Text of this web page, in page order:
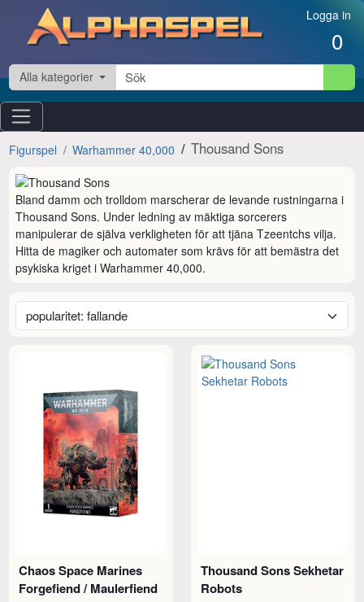
Hoppa till innehåll Logga in
0
Alla kategorier
Figurspel Warhammer 40,000 Thousand Sons
Bland damm och trolldom marscherar de levande rustningarna i
Thousand Sons. Under ledning av mäktiga sorcerers
manipulerar de själva verkligheten för att tjäna Tzeentchs vilja.
Hitta de magiker och automater som krävs för att bemästra det
psykiska kriget i Warhammer 40,000.
Chaos Space Marines
Forgefiend / Maulerfiend
Thousand Sons Sekhetar
Robots